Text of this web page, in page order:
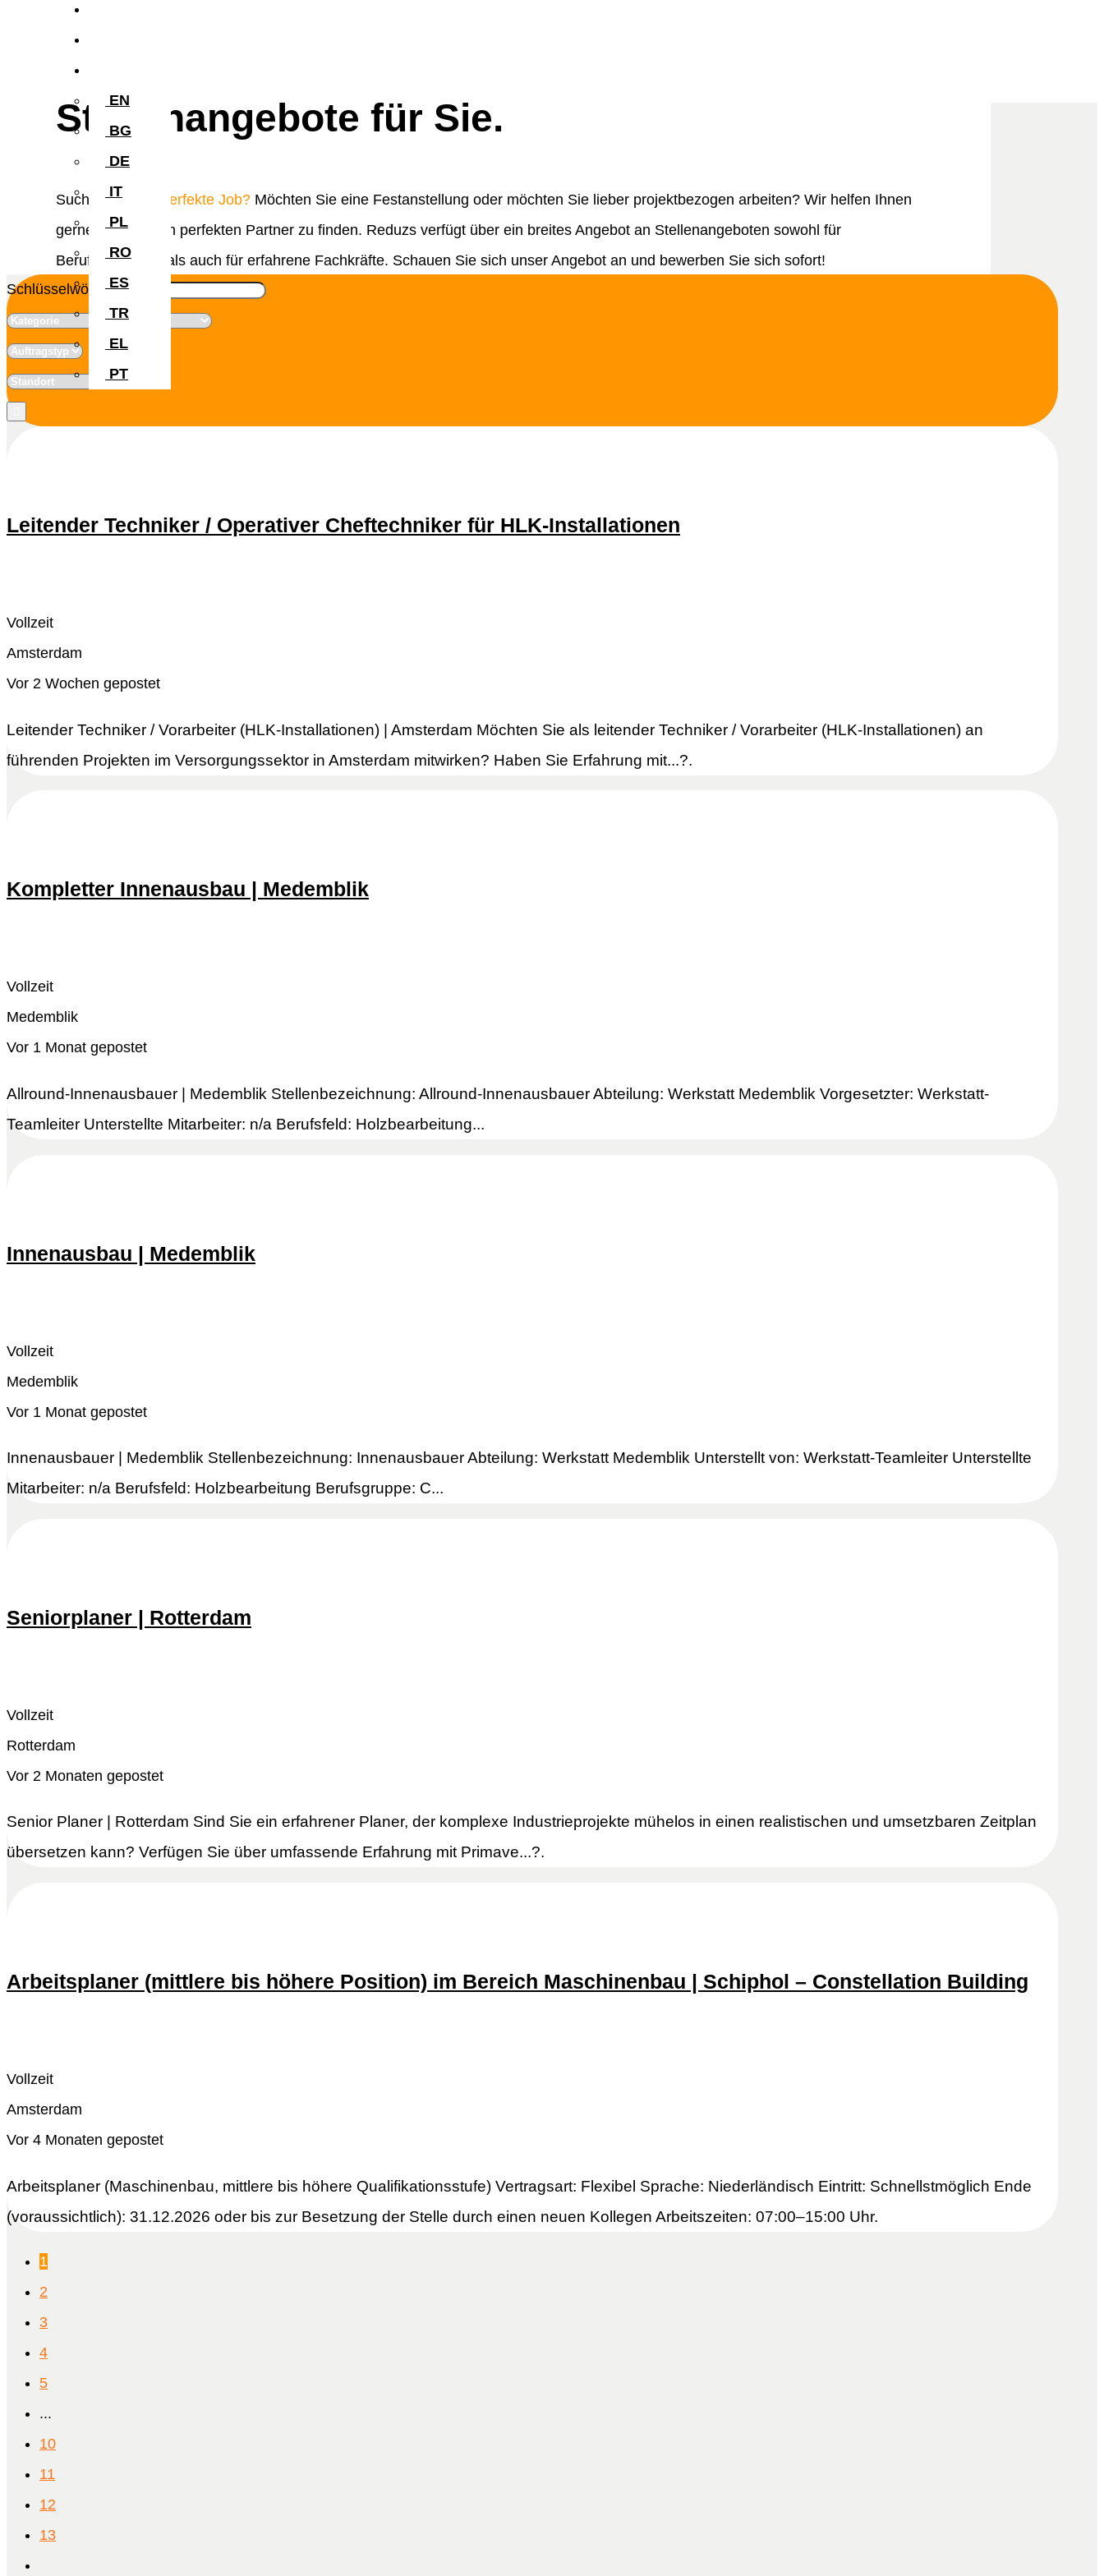
EN
BG
DE
IT
PL
RO
ES
TR
EL
PT
Stellenangebote für Sie.
Suchen Sie der perfekte Job? Möchten Sie eine Festanstellung oder möchten Sie lieber projektbezogen arbeiten? Wir helfen Ihnen
gerne dabei, Ihren perfekten Partner zu finden. Reduzs verfügt über ein breites Angebot an Stellenangeboten sowohl für
Berufseinsteiger als auch für erfahrene Fachkräfte. Schauen Sie sich unser Angebot an und bewerben Sie sich sofort!
Schlüsselwörter
Leitender Techniker / Operativer Cheftechniker für HLK-Installationen
Vollzeit
Amsterdam
Vor 2 Wochen gepostet
Leitender Techniker / Vorarbeiter (HLK-Installationen) | Amsterdam Möchten Sie als leitender Techniker / Vorarbeiter (HLK-Installationen) an
führenden Projekten im Versorgungssektor in Amsterdam mitwirken? Haben Sie Erfahrung mit...?.
Kompletter Innenausbau | Medemblik
Vollzeit
Medemblik
Vor 1 Monat gepostet
Allround-Innenausbauer | Medemblik Stellenbezeichnung: Allround-Innenausbauer Abteilung: Werkstatt Medemblik Vorgesetzter: Werkstatt-
Teamleiter Unterstellte Mitarbeiter: n/a Berufsfeld: Holzbearbeitung...
Innenausbau | Medemblik
Vollzeit
Medemblik
Vor 1 Monat gepostet
Innenausbauer | Medemblik Stellenbezeichnung: Innenausbauer Abteilung: Werkstatt Medemblik Unterstellt von: Werkstatt-Teamleiter Unterstellte
Mitarbeiter: n/a Berufsfeld: Holzbearbeitung Berufsgruppe: C...
Seniorplaner | Rotterdam
Vollzeit
Rotterdam
Vor 2 Monaten gepostet
Senior Planer | Rotterdam Sind Sie ein erfahrener Planer, der komplexe Industrieprojekte mühelos in einen realistischen und umsetzbaren Zeitplan
übersetzen kann? Verfügen Sie über umfassende Erfahrung mit Primave...?.
Arbeitsplaner (mittlere bis höhere Position) im Bereich Maschinenbau | Schiphol – Constellation Building
Vollzeit
Amsterdam
Vor 4 Monaten gepostet
Arbeitsplaner (Maschinenbau, mittlere bis höhere Qualifikationsstufe) Vertragsart: Flexibel Sprache: Niederländisch Eintritt: Schnellstmöglich Ende
(voraussichtlich): 31.12.2026 oder bis zur Besetzung der Stelle durch einen neuen Kollegen Arbeitszeiten: 07:00–15:00 Uhr.
1
2
3
4
5
...
10
11
12
13